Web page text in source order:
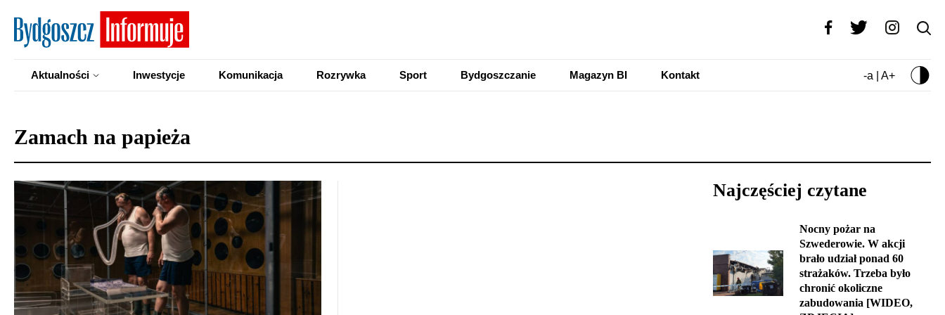
Aktualności Inwestycje Komunikacja Rozrywka Sport Bydgoszczanie Magazyn BI Kontakt -a | A+
Zamach na papieża
Najczęściej czytane
Nocny pożar na
Szwederowie. W akcji
brało udział ponad 60
strażaków. Trzeba było
chronić okoliczne
zabudowania [WIDEO,